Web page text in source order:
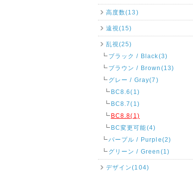
高度数(13)
遠視(15)
乱視(25)
ブラック / Black(3)
ブラウン / Brown(13)
グレー / Gray(7)
BC8.6(1)
BC8.7(1)
BC8.8(1)
BC変更可能(4)
パープル / Purple(2)
グリーン / Green(1)
デザイン(104)